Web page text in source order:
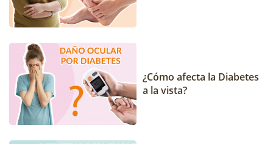
¿Cómo afecta la Diabetes
a la vista?